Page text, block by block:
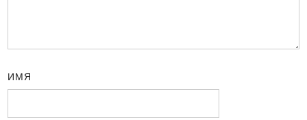
ИМЯ